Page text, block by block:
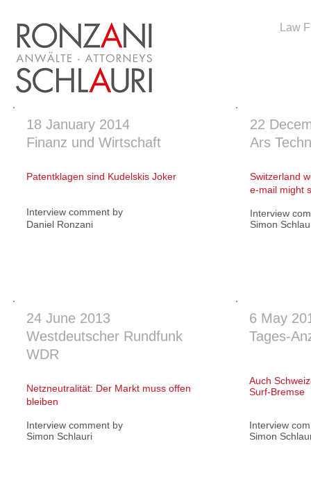
Law
18 January 2014
Finanz und Wirtschaft
Patentklagen sind Kudelskis Joker
Interview comment by
Daniel Ronzani
22
Ars
Switzerland
e-mail might
Interview
Simon
24 June 2013
Westdeutscher Rundfunk
WDR
Netzneutralität: Der Markt muss offen
bleiben
Interview comment by
Simon Schlauri
6 May
Tages-
Auch
Surf-Bremse
Interview
Simon